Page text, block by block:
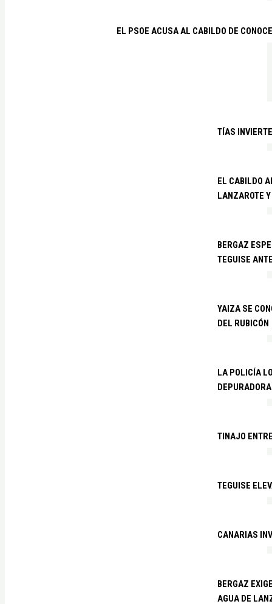
EL PSOE ACUSA AL CABILDO DE
TÍAS
EL CABILDO
LANZAROTE
BERGAZ
TEGUISE
YAIZA SE
DEL RUBICÓN
LA POLICÍA
TINAJO
TEGUISE
CANARIAS
BERGAZ
AGUA DE